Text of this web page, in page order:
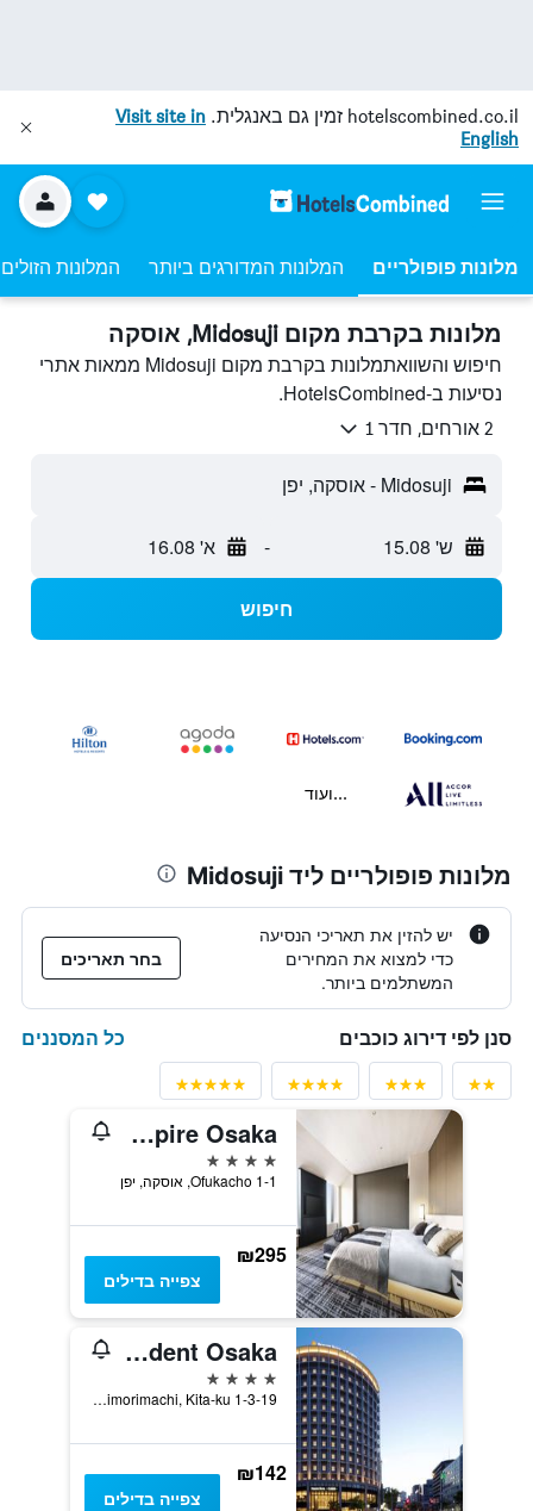
hotelscombined.co.il זמין גם באנגלית. Visit site in
English
מלונות פופולריים המלונות המדורגים ביותר המלונות
מלונות בקרבת מקום Midosuji, אוסקה
חיפוש והשוואתמלונות בקרבת מקום Midosuji ממאות אתרי
נסיעות ב-HotelsCombined.
2 אורחים, חדר 1
Midosuji - אוסקה, יפן
ש' 15.08 - א' 16.08
חיפוש
...ועוד
מלונות פופולריים ליד Midosuji
יש להזין את תאריכי הנסיעה
כדי למצוא את המחירים
המשתלמים ביותר.
בחר תאריכים
סנן לפי דירוג כוכבים כל המסננים
Hotel Hankyu Respire Osaka
4 כוכבים
1-1 Ofukacho, אוסקה, יפן
₪295
צפייה בדילים
Premier Hotel Cabin President Osaka
4 כוכבים
1-3-19 Minamimorimachi, Kita-ku, אוסקה, יפן
₪142
צפייה בדילים